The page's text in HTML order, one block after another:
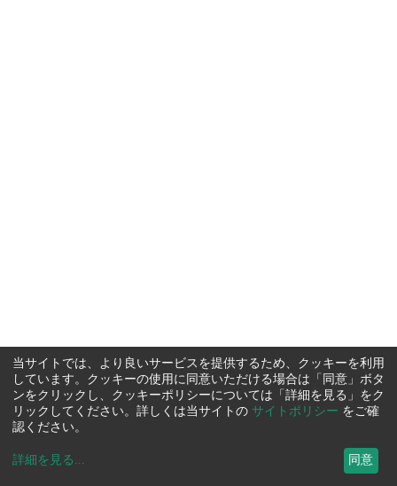
当サイトでは、より良いサービスを提供するため、クッキーを利用
しています。クッキーの使用に同意いただける場合は「同意」ボタ
ンをクリックし、クッキーポリシーについては「詳細を見る」をク
リックしてください。詳しくは当サイトの サイトポリシー をご確
認ください。
詳細を見る ... 同意